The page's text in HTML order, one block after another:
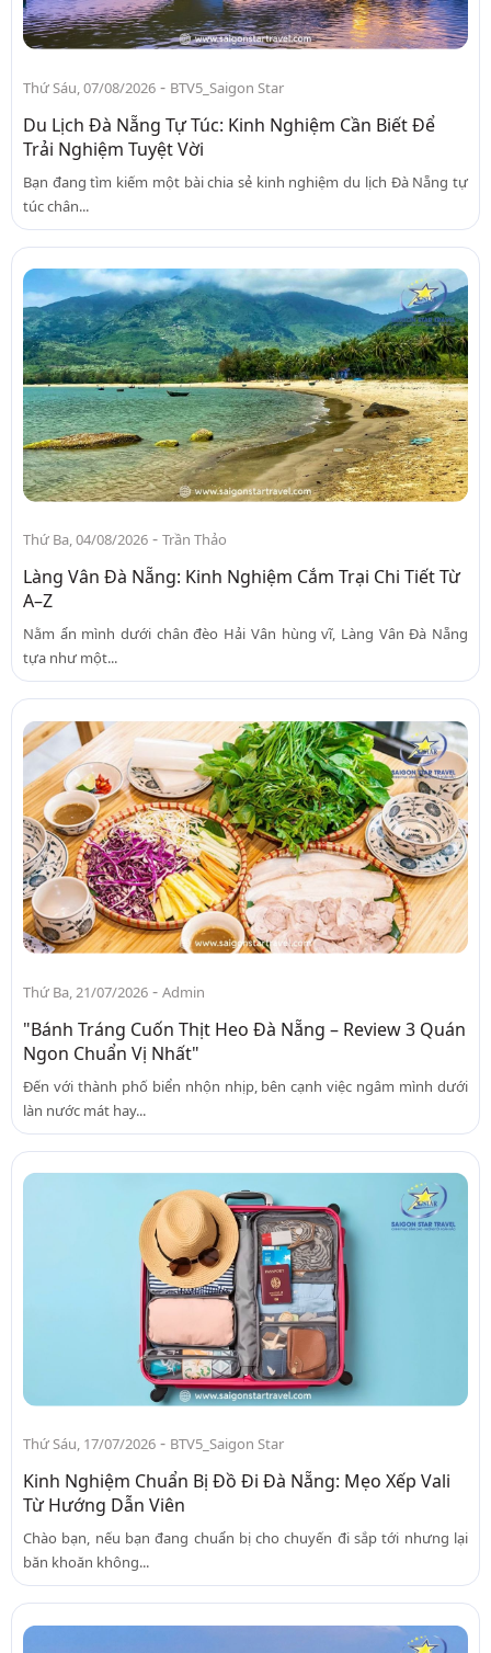
Thứ Sáu, 07/08/2026 - BTV5_Saigon Star
Du Lịch Đà Nẵng Tự Túc: Kinh Nghiệm Cần Biết Để
Trải Nghiệm Tuyệt Vời
Bạn đang tìm kiếm một bài chia sẻ kinh nghiệm du lịch Đà Nẵng tự
túc chân...
Thứ Ba, 04/08/2026 - Trần Thảo
Làng Vân Đà Nẵng: Kinh Nghiệm Cắm Trại Chi Tiết Từ
A–Z
Nằm ẩn mình dưới chân đèo Hải Vân hùng vĩ, Làng Vân Đà Nẵng
tựa như một...
Thứ Ba, 21/07/2026 - Admin
"Bánh Tráng Cuốn Thịt Heo Đà Nẵng – Review 3 Quán
Ngon Chuẩn Vị Nhất"
Đến với thành phố biển nhộn nhịp, bên cạnh việc ngâm mình dưới
làn nước mát hay...
Thứ Sáu, 17/07/2026 - BTV5_Saigon Star
Kinh Nghiệm Chuẩn Bị Đồ Đi Đà Nẵng: Mẹo Xếp Vali
Từ Hướng Dẫn Viên
Chào bạn, nếu bạn đang chuẩn bị cho chuyến đi sắp tới nhưng lại
băn khoăn không...